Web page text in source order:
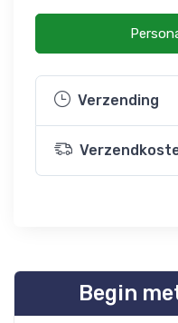
Verzending
Begin